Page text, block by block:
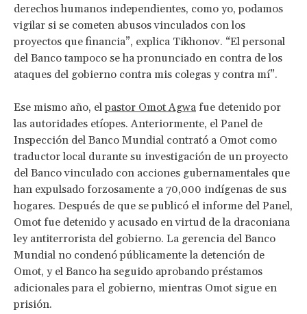
derechos humanos independientes, como yo, podamos
vigilar si se cometen abusos vinculados con los
proyectos que financia”, explica Tikhonov. “El personal
del Banco tampoco se ha pronunciado en contra de los
ataques del gobierno contra mis colegas y contra mí”.
Ese mismo año, elpastor Omot Agwa fue detenido por
las autoridades etíopes. Anteriormente, el Panel de
Inspección del Banco Mundial contrató a Omot como
traductor local durante su investigación de un proyecto
del Banco vinculado con acciones gubernamentales que
han expulsado forzosamente a 70,000 indígenas de sus
hogares. Después de que se publicó el informe del Panel,
Omot fue detenido y acusado en virtud de la draconiana
ley antiterrorista del gobierno. La gerencia del Banco
Mundial no condenó públicamente la detención de
Omot, y el Banco ha seguido aprobando préstamos
adicionales para el gobierno, mientras Omot sigue en
prisión.